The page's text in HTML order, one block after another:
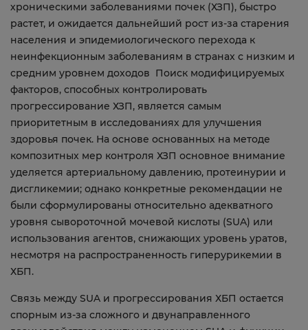
хроническими заболеваниями почек (ХЗП), быстро
растет, и ожидается дальнейший рост из-за старения
населения и эпидемиологического перехода к
неинфекционным заболеваниям в странах с низким и
средним уровнем доходов Поиск модифицируемых
факторов, способных контролировать
прогрессирование ХЗП, является самым
приоритетным в исследованиях для улучшения
здоровья почек. На основе основанных на методе
композитных мер контроля ХЗП основное внимание
уделяется артериальному давлению, протеинурии и
дисгликемии; однако конкретные рекомендации не
были сформулированы относительно адекватного
уровня сывороточной мочевой кислоты (SUA) или
использования агентов, снижающих уровень уратов,
несмотря на распространенность гиперурикемии в
ХБП.
Связь между SUA и прогрессирования ХБП остается
спорным из-за сложного и двунаправленного